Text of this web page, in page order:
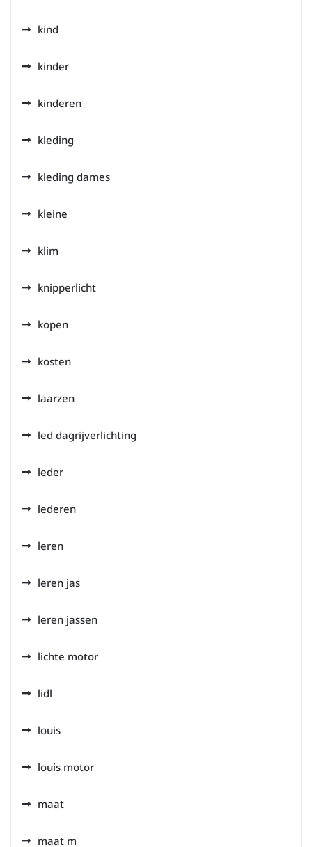
kind
kinder
kinderen
kleding
kleding dames
kleine
klim
knipperlicht
kopen
kosten
laarzen
led dagrijverlichting
leder
lederen
leren
leren jas
leren jassen
lichte motor
lidl
louis
louis motor
maat
maat m